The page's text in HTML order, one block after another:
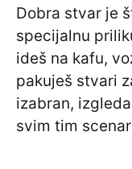
Dobra stvar je
specijalnu
ideš na kafu,
pakuješ stvari
izabran,
svim tim